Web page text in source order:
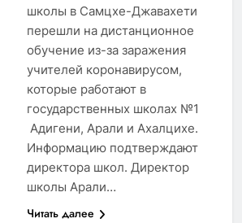
школы в Самцхе-Джавахети
перешли на дистанционное
обучение из-за заражения
учителей коронавирусом,
которые работают в
государственных школах №1
Адигени, Арали и Ахалцихе.
Информацию подтверждают
директора школ. Директор
школы Арали…
Читать далее